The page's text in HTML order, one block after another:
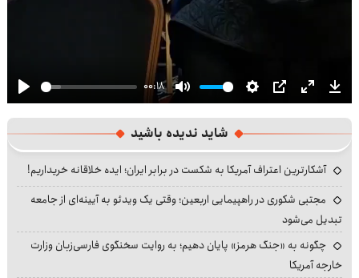
Play
00:18
Mute Settings
PIP Enter
شاید ندیده باشید
آشکارترین اعتراف آمریکا به شکست در برابر ایران؛ ایده خلاقانه خریداریم!
مجتبی شکوری در راهپیمایی اربعین؛ وقتی یک ویدئو به آیینه‌ای از جامعه
تبدیل می‌شود
چگونه به «جنگ هرمز» پایان دهیم؛ به روایت سخنگوی فارسی‌زبان وزارت
خارجه آمریکا